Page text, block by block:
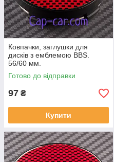
Ковпачки, заглушки для
дисків з емблемою BBS.
56/60 мм.
Готово до відправки
97 ₴
Купити